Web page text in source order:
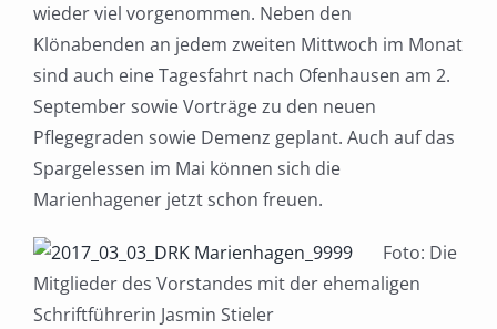
wieder viel vorgenommen. Neben den
Klönabenden an jedem zweiten Mittwoch im Monat
sind auch eine Tagesfahrt nach Ofenhausen am 2.
September sowie Vorträge zu den neuen
Pflegegraden sowie Demenz geplant. Auch auf das
Spargelessen im Mai können sich die
Marienhagener jetzt schon freuen.
Foto: Die
Mitglieder des Vorstandes mit der ehemaligen
Schriftführerin Jasmin Stieler